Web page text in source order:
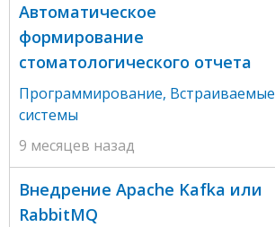
Автоматическое
формирование
стоматологического отчета
Программирование, Встраиваемые
системы
9 месяцев назад
Внедрение Apache Kafka или
RabbitMQ